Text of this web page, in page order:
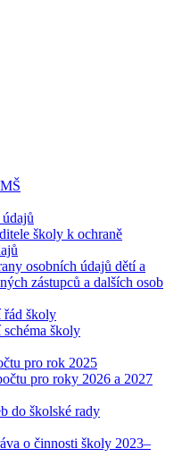
školy k ochraně
osobních údajů dětí a
zástupců a dalších osob
řád školy
školy
pro rok 2025
pro roky 2026 a 2027
do školské rady
o činnosti školy 2023–